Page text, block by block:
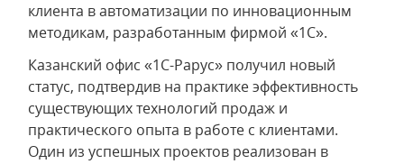
клиента в автоматизации по инновационным
методикам, разработанным фирмой «1С».
Казанский офис «1С-Рарус» получил новый
статус, подтвердив на практике эффективность
существующих технологий продаж и
практического опыта в работе с клиентами.
Один из успешных проектов реализован в